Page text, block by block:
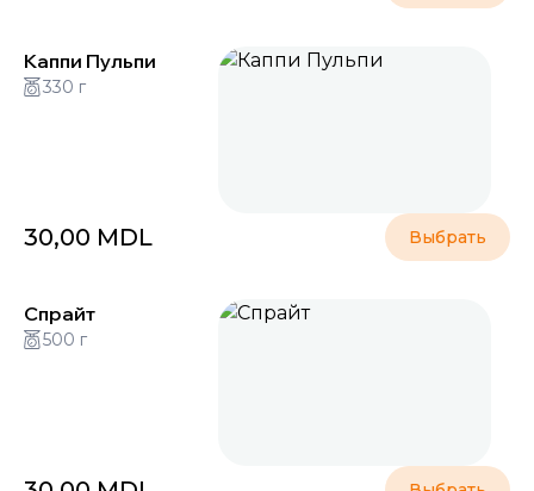
Каппи Пульпи
330 г
30,00 MDL Выбрать
Спрайт
500 г